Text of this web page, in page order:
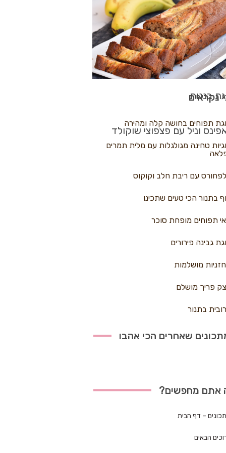
פיצה
בננות
וניל עם פצפוצי שוקולד
נקראים
תפוחים בחושה קלה ומהירה
טחינה מגולגלות עם מלית תמרים
עם ריבת חלב וקוקוס
בתנור הכי טעים שתכינו
תפוחים מופחת סוכר
גבינה פירורים
מושלמות
פריך מושלם
בתנור
שאחרים הכי אהבו
אתם מחפשים?
– דף הבית
הבאים